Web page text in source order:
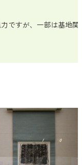
ですが、一部は基地関